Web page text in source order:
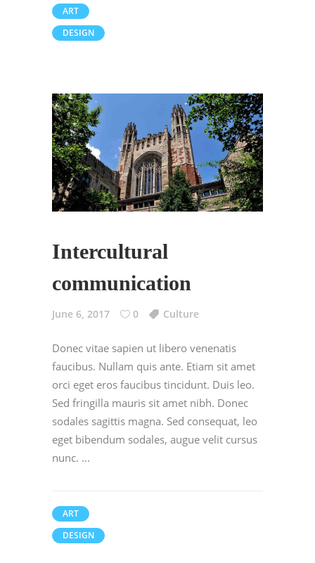
ART
DESIGN
Intercultural
communication
June 6, 2017 0 Culture
Donec vitae sapien ut libero venenatis
faucibus. Nullam quis ante. Etiam sit amet
orci eget eros faucibus tincidunt. Duis leo.
Sed fringilla mauris sit amet nibh. Donec
sodales sagittis magna. Sed consequat, leo
eget bibendum sodales, augue velit cursus
nunc.
ART
DESIGN